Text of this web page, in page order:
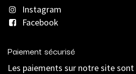
Instagram
Facebook
Paiement sécurisé
Les paiements sur notre site